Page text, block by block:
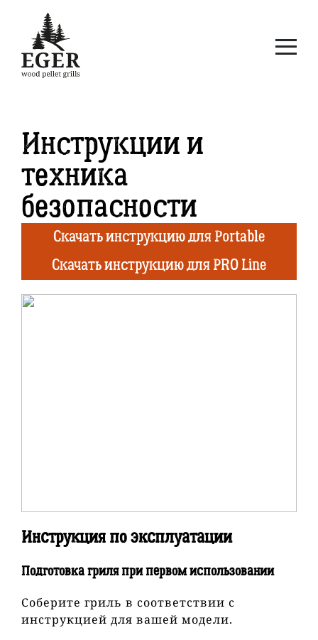
Инструкции и
техника
безопасности
Скачать инструкцию для Portable
Скачать инструкцию для PRO Line
Инструкция по эксплуатации
Подготовка гриля при первом использовании
Соберите гриль в соответствии с
инструкцией для вашей модели.